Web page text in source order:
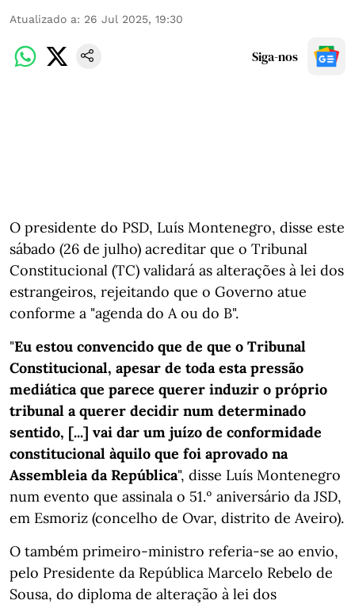
Atualizado a: 26 Jul 2025, 19:30
Siga-nos
O presidente do PSD, Luís Montenegro, disse este
sábado (26 de julho) acreditar que o Tribunal
Constitucional (TC) validará as alterações à lei dos
estrangeiros, rejeitando que o Governo atue
conforme a "agenda do A ou do B".
"Eu estou convencido que de que o Tribunal
Constitucional, apesar de toda esta pressão
mediática que parece querer induzir o próprio
tribunal a querer decidir num determinado
sentido, [...] vai dar um juízo de conformidade
constitucional àquilo que foi aprovado na
Assembleia da República", disse Luís Montenegro
num evento que assinala o 51.º aniversário da JSD,
em Esmoriz (concelho de Ovar, distrito de Aveiro).
O também primeiro-ministro referia-se ao envio,
pelo Presidente da República Marcelo Rebelo de
Sousa, do diploma de alteração à lei dos